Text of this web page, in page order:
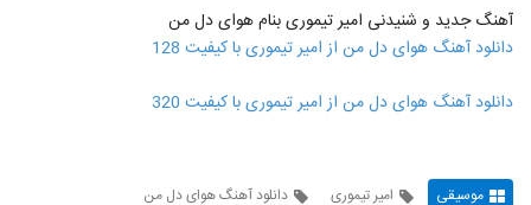
آهنگ جدید و شنیدنی امیر تیموری بنام هوای دل من
دانلود آهنگ هوای دل من از امیر تیموری با کیفیت 128
دانلود آهنگ هوای دل من از امیر تیموری با کیفیت 320
موسیقی امیر تیموری
دانلود آهنگ هوای دل من